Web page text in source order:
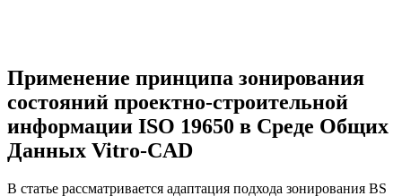
Применение принципа зонирования
состояний проектно-строительной
информации ISO 19650 в Среде Общих
Данных Vitro-CAD
В статье рассматривается адаптация подхода зонирования BS